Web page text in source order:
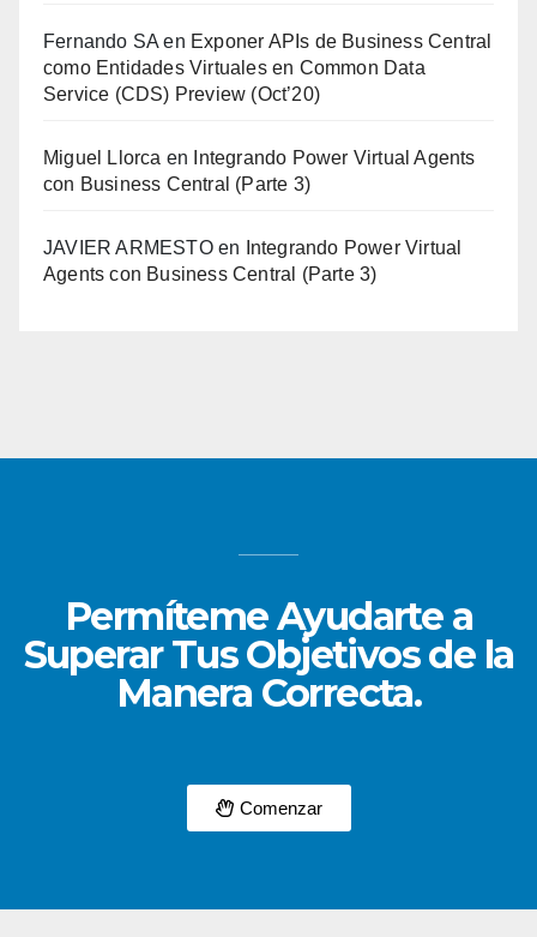
Fernando SA en Exponer APIs de Business Central
como Entidades Virtuales en Common Data
Service (CDS) Preview (Oct’20)
Miguel Llorca en
Integrando Power Virtual Agents
con Business Central (Parte 3)
JAVIER ARMESTOen
Integrando Power Virtual
Agents con Business Central (Parte 3)
Permíteme Ayudarte a
Superar Tus Objetivos de la
Manera Correcta.
Comenzar